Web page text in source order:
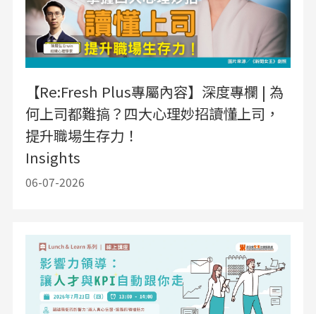
【Re:Fresh Plus專屬內容】深度專欄 | 為
何上司都難搞？四大心理妙招讀懂上司，
提升職場生存力！
Insights
06-07-2026